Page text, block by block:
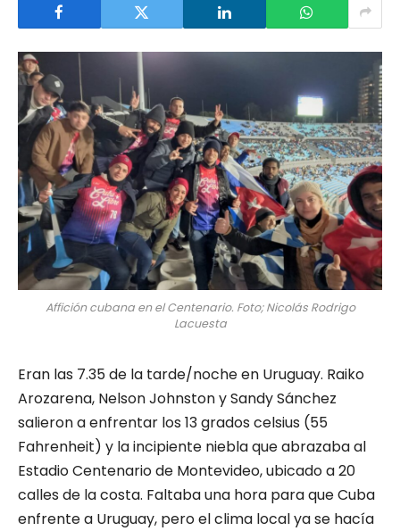
Affición cubana en el Centenario. Foto; Nicolás Rodrigo
Lacuesta
Eran las 7.35 de la tarde/noche en Uruguay. Raiko
Arozarena, Nelson Johnston y Sandy Sánchez
salieron a enfrentar los 13 grados celsius (55
Fahrenheit) y la incipiente niebla que abrazaba al
Estadio Centenario de Montevideo, ubicado a 20
calles de la costa. Faltaba una hora para que Cuba
enfrente a Uruguay, pero el clima local ya se hacía